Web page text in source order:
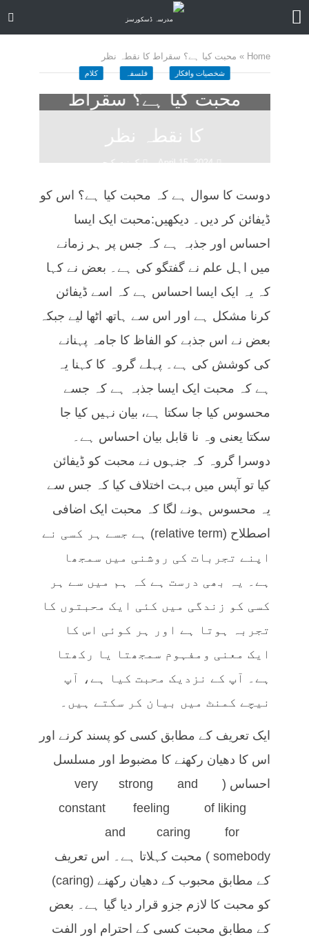
Home
» محبت کیا ہے؟ سقراط کا نقطہ نظر
شخصیات وافکار فلسفہ کلام
محبت کیا ہے؟ سقراط
کا نقطہ نظر
April 15, 2024
کمنت کیجے
دوست کا سوال ہے کہ محبت کیا ہے؟ اس کو
ڈیفائن کر دیں۔ دیکھیں:محبت ایک ایسا
احساس اور جذبہ ہے کہ جس پر ہر زمانے
میں اہل علم نے گفتگو کی ہے۔ بعض نے کہا
کہ یہ ایک ایسا احساس ہے کہ اسے ڈیفائن
کرنا مشکل ہے اور اس سے ہاتھ اٹھا لیے جبکہ
بعض نے اس جذبے کو الفاظ کا جامہ پہنانے
کی کوشش کی ہے۔ پہلے گروہ کا کہنا یہ
ہے کہ محبت ایک ایسا جذبہ ہے کہ جسے
محسوس کیا جا سکتا ہے، بیان نہیں کیا جا
سکتا یعنی وہ نا قابل بیان احساس ہے۔
دوسرا گروہ کہ جنہوں نے محبت کو ڈیفائن
کیا تو آپس میں بہت اختلاف کیا کہ جس سے
یہ محسوس ہونے لگا کہ محبت ایک اضافی
اصطلاح (relative term) ہے جسے ہر کسی نے
اپنے تجربات کی روشنی میں سمجھا
ہے۔ یہ بھی درست ہے کہ ہم میں سے ہر
کسی کو زندگی میں کئی ایک محبتوں کا
تجربہ ہوتا ہے اور ہر کوئی اس کا
ایک معنی ومفہوم سمجھتا یا رکھتا
ہے۔ آپ کے نزدیک محبت کیا ہے، آپ
نیچے کمنٹ میں بیان کر سکتے ہیں۔
ایک تعریف کے مطابق کسی کو پسند کرنے اور
اس کا دھیان رکھنے کا مضبوط اور مسلسل
احساس (very strong and
constant feeling of liking
and caring for
somebody) محبت کہلاتا ہے۔ اس تعریف
کے مطابق محبوب کے دھیان رکھنے (caring)
کو محبت کا لازم جزو قرار دیا گیا ہے۔ بعض
کے مطابق محبت کسی کے احترام اور الفت